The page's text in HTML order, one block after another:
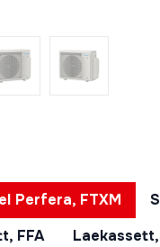
Perfera, FTXM
FFA
Laekassett,